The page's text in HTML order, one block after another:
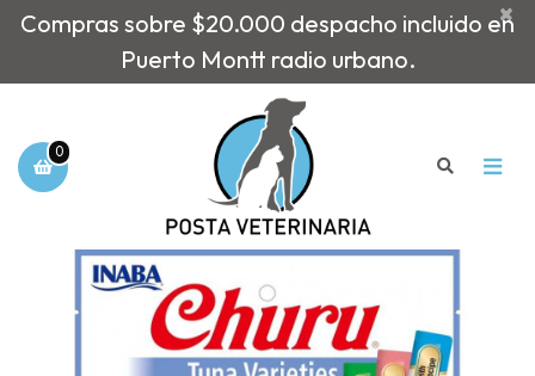
Compras sobre $20.000 despacho incluido en
Puerto Montt radio urbano.
×
0